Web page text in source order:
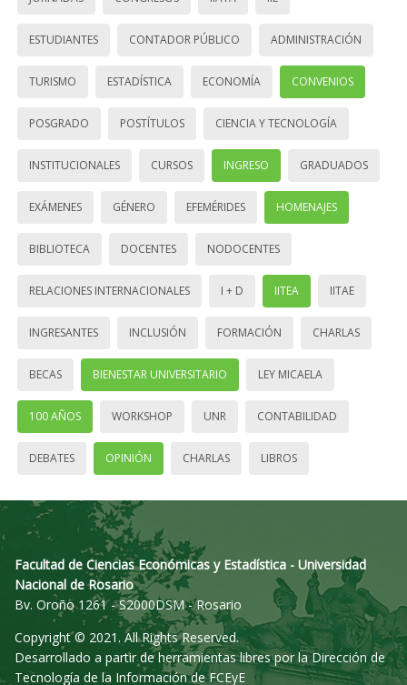
ESTUDIANTES CONTADOR PÚBLICO ADMINISTRACIÓN
TURISMO ESTADÍSTICA ECONOMÍA CONVENIOS
POSGRADO POSTÍTULOS CIENCIA Y TECNOLOGÍA
INSTITUCIONALES CURSOS INGRESO GRADUADOS
EXÁMENES GÉNERO EFEMÉRIDES HOMENAJES
BIBLIOTECA DOCENTES NODOCENTES
RELACIONES INTERNACIONALES I + D IITEA IITAE
INGRESANTES INCLUSIÓN FORMACIÓN CHARLAS
BECAS BIENESTAR UNIVERSITARIO LEY MICAELA
100 AÑOS WORKSHOP UNR CONTABILIDAD
DEBATES OPINIÓN CHARLAS LIBROS
Facultad de Ciencias Económicas y Estadística - Universidad
Nacional de Rosario
Bv. Oroño 1261 - S2000DSM - Rosario
Copyright © 2021. All Rights Reserved.
Desarrollado a partir de herramientas libres por la Dirección de
Tecnología de la Información de FCEyE